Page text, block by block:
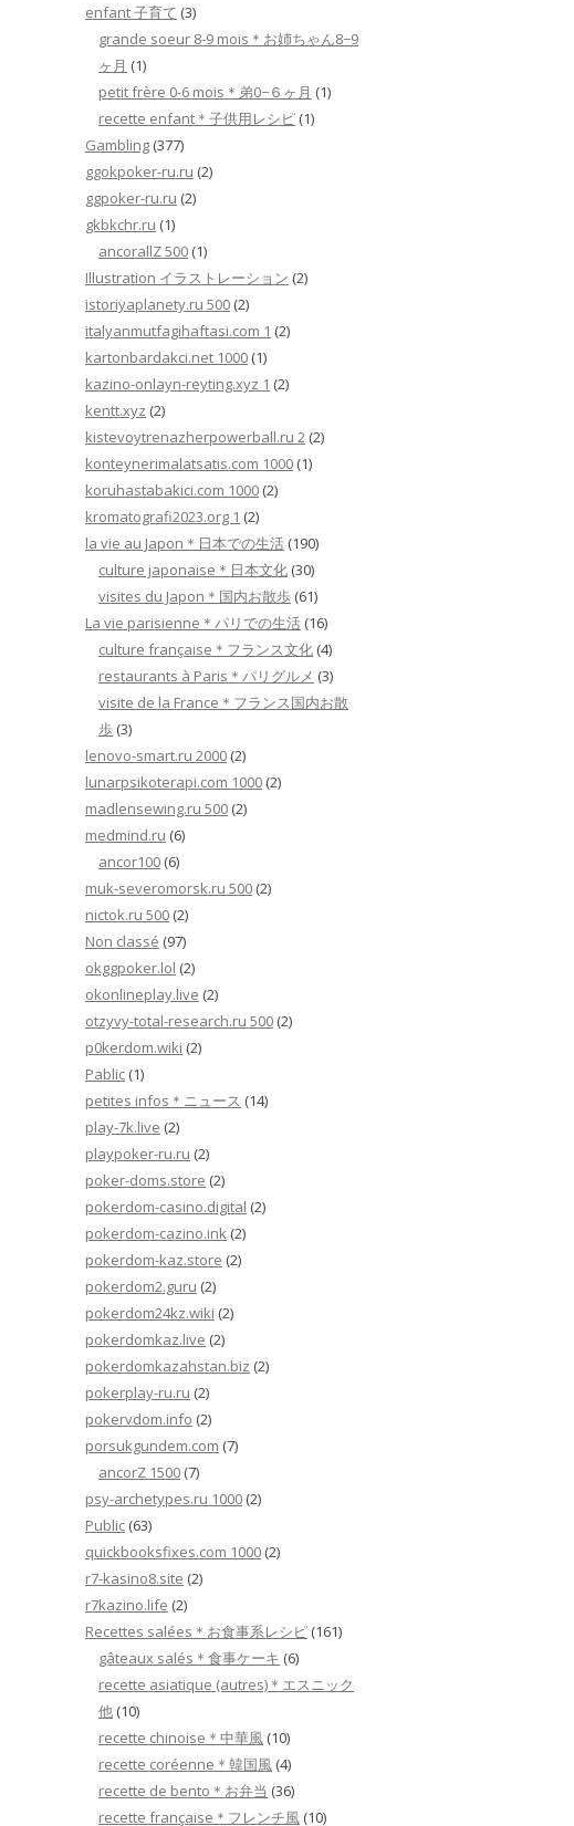
enfant 子育て (3)
grande soeur 8-9 mois＊お姉ちゃん8−9
ヶ月 (1)
petit frère 0-6 mois＊弟0−６ヶ月 (1)
recette enfant＊子供用レシピ (1)
Gambling (377)
ggokpoker-ru.ru (2)
ggpoker-ru.ru (2)
gkbkchr.ru (1)
ancorallZ 500 (1)
Illustration イラストレーション (2)
istoriyaplanety.ru 500 (2)
italyanmutfagihaftasi.com 1 (2)
kartonbardakci.net 1000 (1)
kazino-onlayn-reyting.xyz 1 (2)
kentt.xyz (2)
kistevoytrenazherpowerball.ru 2 (2)
konteynerimalatsatis.com 1000 (1)
koruhastabakici.com 1000 (2)
kromatografi2023.org 1 (2)
la vie au Japon＊日本での生活 (190)
culture japonaise＊日本文化 (30)
visites du Japon＊国内お散歩 (61)
La vie parisienne＊パリでの生活 (16)
culture française＊フランス文化 (4)
restaurants à Paris＊パリグルメ (3)
visite de la France＊フランス国内お散
歩 (3)
lenovo-smart.ru 2000 (2)
lunarpsikoterapi.com 1000 (2)
madlensewing.ru 500 (2)
medmind.ru (6)
ancor100 (6)
muk-severomorsk.ru 500 (2)
nictok.ru 500 (2)
Non classé (97)
okggpoker.lol (2)
okonlineplay.live (2)
otzyvy-total-research.ru 500 (2)
p0kerdom.wiki (2)
Pablic (1)
petites infos＊ニュース (14)
play-7k.live (2)
playpoker-ru.ru (2)
poker-doms.store (2)
pokerdom-casino.digital (2)
pokerdom-cazino.ink (2)
pokerdom-kaz.store (2)
pokerdom2.guru (2)
pokerdom24kz.wiki (2)
pokerdomkaz.live (2)
pokerdomkazahstan.biz (2)
pokerplay-ru.ru (2)
pokervdom.info (2)
porsukgundem.com (7)
ancorZ 1500 (7)
psy-archetypes.ru 1000 (2)
Public (63)
quickbooksfixes.com 1000 (2)
r7-kasino8.site (2)
r7kazino.life (2)
Recettes salées＊お食事系レシピ (161)
gâteaux salés＊食事ケーキ (6)
recette asiatique (autres)＊エスニック
他 (10)
recette chinoise＊中華風 (10)
recette coréenne＊韓国風 (4)
recette de bento＊お弁当 (36)
recette française＊フレンチ風 (10)